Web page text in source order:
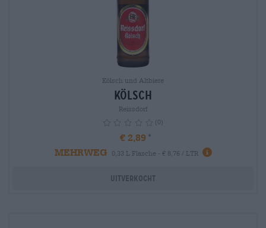
Kölsch und Altbiere
Kölsch
Reissdorf
(0)
€ 2,89
MEHRWEG
0,33 L Flasche - € 8,76 / LTR info
Uitverkocht